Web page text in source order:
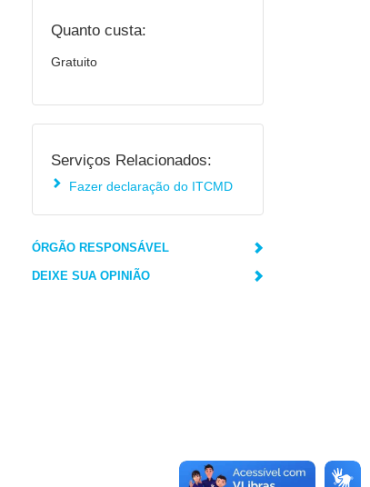
Quanto custa:
Gratuito
Serviços Relacionados:
Fazer declaração do ITCMD
ÓRGÃO RESPONSÁVEL
DEIXE SUA OPINIÃO